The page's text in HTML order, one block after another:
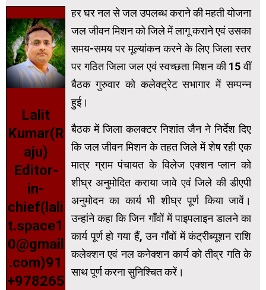
Lalit
Kumar(R
aju)
Editor-
in-
chief(lali
t.space1
0@gmail
.com)91
+978265
हर घर नल से जल उपलब्ध कराने की महती योजना
जल जीवन मिशन को जिले में लागू कराने एवं उसका
समय-समय पर मूल्यांकन करने के लिए जिला स्तर
पर गठित जिला जल एवं स्वच्छता मिशन की 15 वीं
बैठक गुरुवार को कलेक्ट्रेट सभागार में सम्पन्न
हुई।
बैठक में जिला कलक्टर निशांत जैन ने निर्देश दिए
कि जल जीवन मिशन के तहत जिले में शेष रही एक
मात्र ग्राम पंचायत के विलेज एक्शन प्लान को
शीघ्र अनुमोदित कराया जावे एवं जिले की डीएपी
अनुमोदन का कार्य भी शीघ्र पूर्ण किया जावें।
उन्हांने कहा कि जिन गाँवों में पाइपलाइन डालने का
कार्य पूर्ण हो गया हैं, उन गाँवों में कंट्रीब्यूशन राशि
कलेक्शन एवं नल कनेक्शन कार्य को तीव्र गति के
साथ पूर्ण करना सुनिश्चित करें।